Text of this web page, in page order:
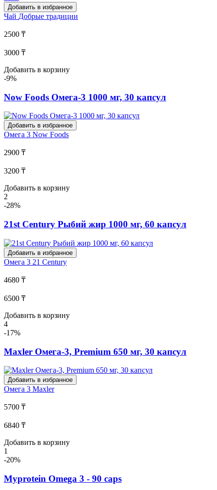
Добавить в избранное
Чай Добрые традиции
2500 ₸
3000 ₸
Добавить в корзину
-9%
Now Foods Омега-3 1000 мг, 30 капсул
Добавить в избранное
Омега 3 Now Foods
2900 ₸
3200 ₸
Добавить в корзину
2
-28%
21st Century Рыбий жир 1000 мг, 60 капсул
Добавить в избранное
Омега 3 21 Century
4680 ₸
6500 ₸
Добавить в корзину
4
-17%
Maxler Омега-3, Premium 650 мг, 30 капсул
Добавить в избранное
Омега 3 Maxler
5700 ₸
6840 ₸
Добавить в корзину
1
-20%
Myprotein Omega 3 - 90 caps